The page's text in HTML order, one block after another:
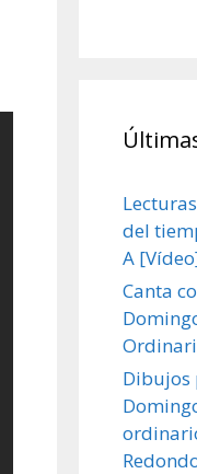
del
A
Canta
Dibujos